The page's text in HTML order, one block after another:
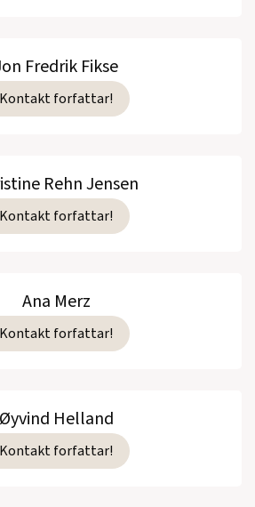
Fredrik Fikse
Kontakt forfattar!
Rehn Jensen
Kontakt forfattar!
Ana Merz
Kontakt forfattar!
Øyvind Helland
Kontakt forfattar!